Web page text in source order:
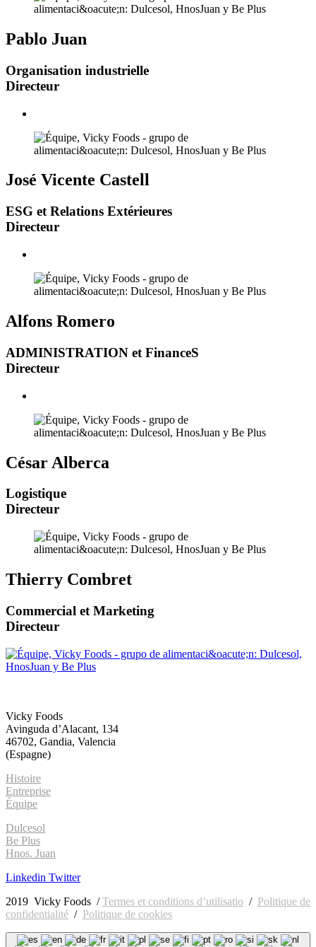
Pablo Juan
Organisation industrielle
Directeur
José Vicente Castell
ESG et Relations Extérieures
Directeur
Alfons Romero
ADMINISTRATION et FinanceS
Directeur
César Alberca
Logistique
Directeur
Thierry Combret
Commercial et Marketing
Directeur
Vicky Foods
Avinguda d’Alacant, 134
46702, Gandia, Valencia
(Espagne)
Histoire
Entreprise
Équipe
Dulcesol
Be Plus
Hnos. Juan
Linkedin Twitter
2019 Vicky Foods /Termes et conditions d’utilisatio / Politique de
confidentialité / Politique de cookies